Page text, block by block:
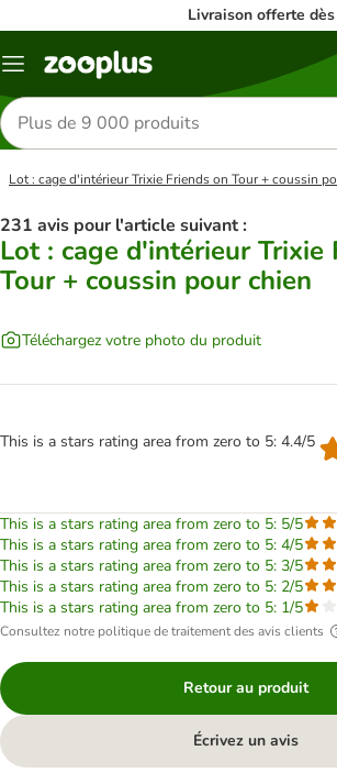
Livraison offerte
Menu
Rechercher
des
produits
Lot : cage d'intérieur Trixie Friends on Tour + coussin
231 avis pour l'article suivant :
Lot : cage d'intérieur Trixie
Tour + coussin pour chien
Téléchargez votre photo du produit
This is a stars rating area from zero to 5: 4.4/5
This is a stars rating area from zero to 5: 5/5
This is a stars rating area from zero to 5: 4/5
This is a stars rating area from zero to 5: 3/5
This is a stars rating area from zero to 5: 2/5
This is a stars rating area from zero to 5: 1/5
Consultez notre politique de traitement des avis clients
Retour au produit
Écrivez un avis